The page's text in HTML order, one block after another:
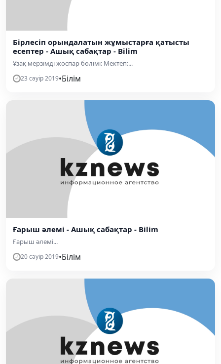
Бірлесіп орындалатын жұмыстарға қатысты
есептер - Ашық сабақтар - Bilim
Ұзақ мерзімді жоспар бөлімі: Мектеп:...
23 сәуір 2019•Білім
Ғарыш әлемі - Ашық сабақтар - Bilim
Ғарыш әлемі...
20 сәуір 2019•Білім